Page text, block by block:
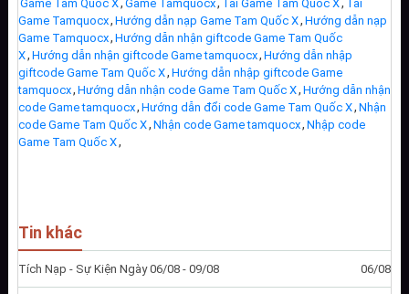
Game Tam Quốc X Game Tamquocx Tải Game Tam Quốc X Tải
Game Tamquocx, Hướng dẫn nạp Game Tam Quốc X, Hướng dẫn nạp
Game Tamquocx, Hướng dẫn nhận giftcode Game Tam Quốc
X, Hướng dẫn nhận giftcode Game tamquocx, Hướng dẫn nhập
giftcode Game Tam Quốc X, Hướng dẫn nhập giftcode Game
tamquocx, Hướng dẫn nhận code Game Tam Quốc X, Hướng dẫn nhận
code Game tamquocx, Hướng dẫn đổi code Game Tam Quốc X, Nhận
code Game Tam Quốc X, Nhận code Game tamquocx, Nhập code
Game Tam Quốc X,
Tin khác
Tích Nạp - Sự Kiện Ngày 06/08 - 09/08 06/08